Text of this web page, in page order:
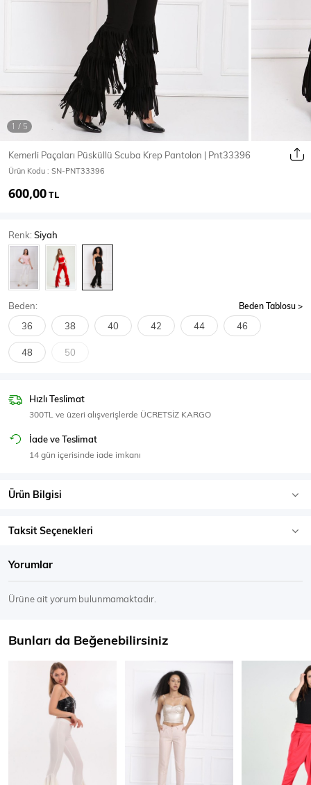
Mont & Kaban
T-Shirt
Body
SPOR GİYİM
Eşofman Üstü
Kemerli Paçaları Püsküllü Scuba Krep Pantolon | Pnt33396
Ürün Kodu : SN-PNT33396
600,00TL
Renk:Siyah
Beden: Beden Tablosu
36 38 40 42 44 46
48 50
Hızlı Teslimat
300TL ve üzeri alışverişlerde ÜCRETSİZ KARGO
İade ve Teslimat
14 gün içerisinde iade imkanı
Ürün Bilgisi
Taksit Seçenekleri
Yorumlar
Ürüne ait yorum bulunmamaktadır.
Bunları da Beğenebilirsiniz